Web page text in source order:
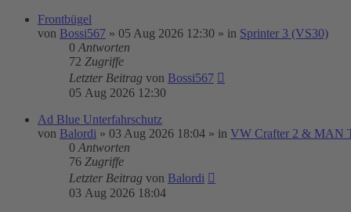
Frontbügel
von Bossi567 » 05 Aug 2026 12:30 » in Sprinter 3 (VS30)
0 Antworten
72 Zugriffe
Letzter Beitrag von Bossi567
05 Aug 2026 12:30
Ad Blue Unterfahrschutz
von Balordi » 03 Aug 2026 18:04 » in VW Crafter 2 & MAN
0 Antworten
76 Zugriffe
Letzter Beitrag von Balordi
03 Aug 2026 18:04